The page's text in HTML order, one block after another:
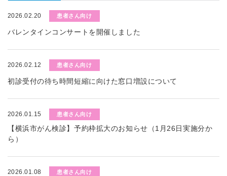
2026.02.20 患者さん向け
バレンタインコンサートを開催しました
2026.02.12 患者さん向け
初診受付の待ち時間短縮に向けた窓口増設について
2026.01.15 患者さん向け
【横浜市がん検診】予約枠拡大のお知らせ（1月26日実施分か
ら）
2026.01.08 患者さん向け